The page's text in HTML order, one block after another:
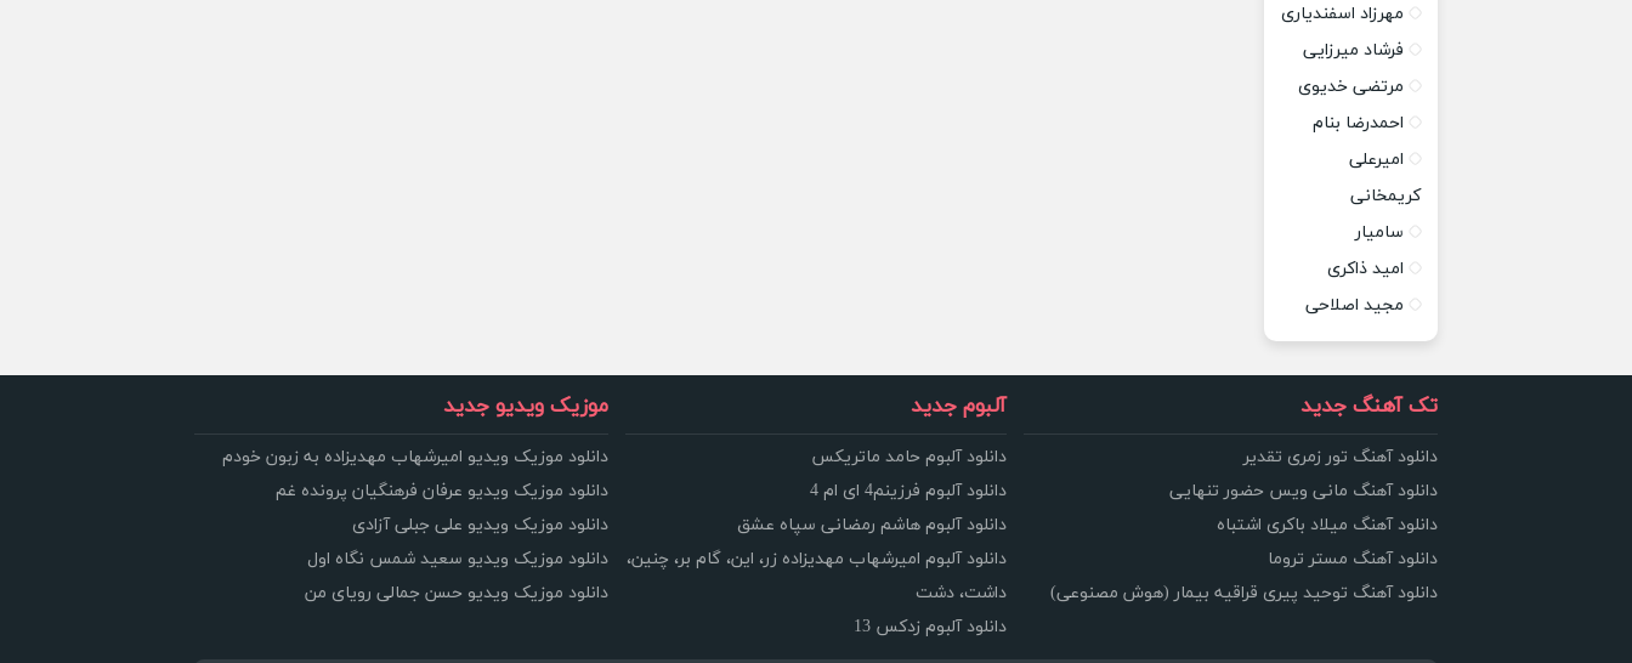
مهرزاد اسفندیاری
فرشاد میرزایی
مرتضی خدیوی
احمدرضا بنام
امیرعلی
کریمخانی
سامیار
امید ذاکری
مجید اصلاحی
تک آهنگ جدید
دانلود آهنگ تور زمری تقدیر
دانلود آهنگ مانی ویس حضور تنهایی
دانلود آهنگ میلاد باکری اشتباه
دانلود آهنگ مستر تروما
دانلود آهنگ توحید پیری قراقیه بیمار (هوش مصنوعی)
آلبوم جدید
دانلود آلبوم حامد ماتریکس
دانلود آلبوم فرزینم4 ای ام 4
دانلود آلبوم هاشم رمضانی سپاه عشق
دانلود آلبوم امیرشهاب مهدیزاده زر، این، گام بر، چنین،
داشت، دشت
دانلود آلبوم زدکس 13
موزیک ویدیو جدید
دانلود موزیک ویدیو امیرشهاب مهدیزاده به زبون خودم
دانلود موزیک ویدیو عرفان فرهنگیان پرونده غم
دانلود موزیک ویدیو علی جبلی آزادی
دانلود موزیک ویدیو سعید شمس نگاه اول
دانلود موزیک ویدیو حسن جمالی رویای من